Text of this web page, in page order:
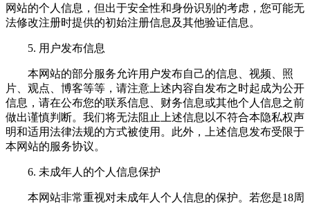
网站的个人信息，但出于安全性和身份识别的考虑，您可能无
法修改注册时提供的初始注册信息及其他验证信息。
5. 用户发布信息
本网站的部分服务允许用户发布自己的信息、视频、照
片、观点、博客等等，请注意上述内容自发布之时起成为公开
信息，请在公布您的联系信息、财务信息或其他个人信息之前
做出谨慎判断。我们将无法阻止上述信息以不符合本隐私权声
明和适用法律法规的方式被使用。此外，上述信息发布受限于
本网站的服务协议。
6. 未成年人的个人信息保护
本网站非常重视对未成年人个人信息的保护。若您是18周